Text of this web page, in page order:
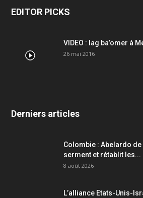
EDITOR PICKS
VIDEO : lag ba’omer à
26 mai 2016
Derniers articles
Colombie : Abelardo
serment et rétablit les...
8 août 2026
L’alliance Etats-Unis-